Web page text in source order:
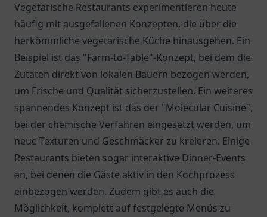
Vegetarische Restaurants experimentieren heute
häufig mit ausgefallenen Konzepten, die über die
herkömmliche vegetarische Küche hinausgehen. Ein
Beispiel ist das "Farm-to-Table"-Konzept, bei dem die
Zutaten direkt von lokalen Bauern bezogen werden,
um Frische und Qualität sicherzustellen. Ein weiteres
spannendes Konzept ist das der "Molecular Cuisine",
bei der chemische Verfahren eingesetzt werden, um
neue Texturen und Geschmäcker zu kreieren. Einige
Restaurants bieten sogar interaktive Dinner-Events
an, bei denen die Gäste aktiv in den Kochprozess
einbezogen werden. Zudem gibt es auch die
Möglichkeit, komplett auf festgelegte Menüs zu